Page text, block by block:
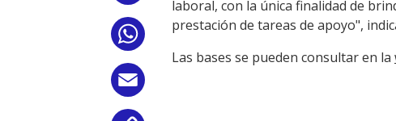
WhatsApp
laboral, con la única finalidad de
prestación de tareas de apoyo",
Las bases se pueden consultar en la